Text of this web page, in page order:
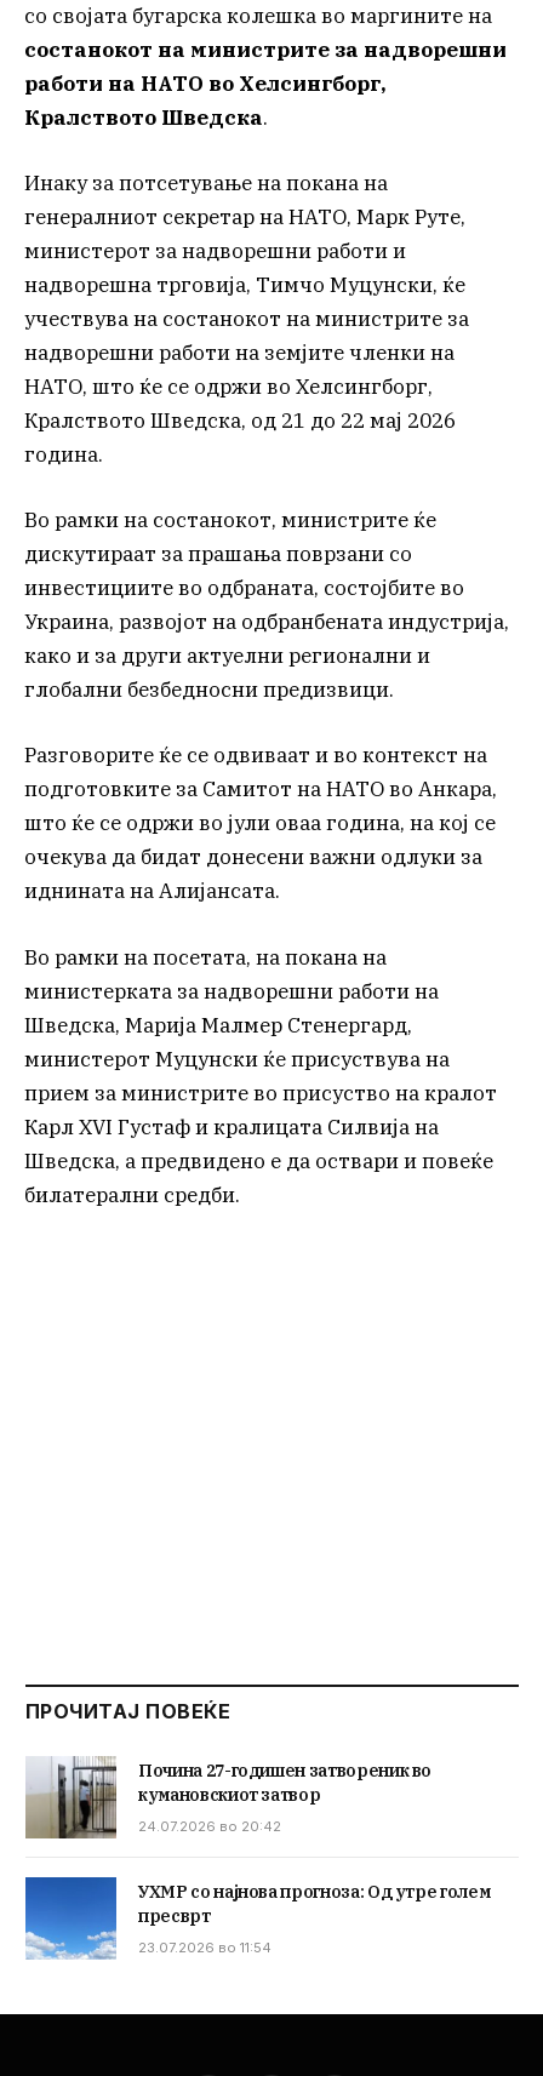
со својата бугарска колешка во маргините на
состанокот на министрите за надворешни
работи на НАТО во Хелсингборг,
Кралството Шведска.
Инаку за потсетување на покана на
генералниот секретар на НАТО, Марк Руте,
министерот за надворешни работи и
надворешна трговија, Тимчо Муцунски, ќе
учествува на состанокот на министрите за
надворешни работи на земјите членки на
НАТО, што ќе се одржи во Хелсингборг,
Кралството Шведска, од 21 до 22 мај 2026
година.
Во рамки на состанокот, министрите ќе
дискутираат за прашања поврзани со
инвестициите во одбраната, состојбите во
Украина, развојот на одбранбената индустрија,
како и за други актуелни регионални и
глобални безбедносни предизвици.
Разговорите ќе се одвиваат и во контекст на
подготовките за Самитот на НАТО во Анкара,
што ќе се одржи во јули оваа година, на кој се
очекува да бидат донесени важни одлуки за
иднината на Алијансата.
Во рамки на посетата, на покана на
министерката за надворешни работи на
Шведска, Марија Малмер Стенергард,
министерот Муцунски ќе присуствува на
прием за министрите во присуство на кралот
Карл XVI Густаф и кралицата Силвија на
Шведска, а предвидено е да оствари и повеќе
билатерални средби.
ПРОЧИТАЈ ПОВЕЌЕ
Почина 27-годишен затвореник во
кумановскиот затвор
24.07.2026 во 20:42
УХМР со најнова прогноза: Од утре голем
пресврт
23.07.2026 во 11:54